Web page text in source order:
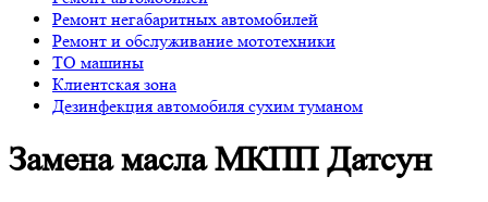
Ремонт негабаритных автомобилей
Ремонт и обслуживание мототехники
ТО машины
Клиентская зона
Дезинфекция автомобиля сухим туманом
Замена масла МКПП Датсун